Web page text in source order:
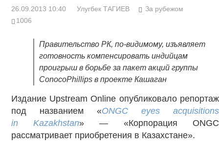
26.09.2013 10:40 Улугбек ТАГИЕВ
За рубежом
1006
Правительство РК, по-видимому, изъявляет
готовность компенсировать индийцам
проигрыш в борьбе за пакет акций группы
ConocoPhillips в проекте Кашаган
Издание Upstream Online опубликовало репортаж
под названием «ONGC eyes acquisitions
in Kazakhstan» — «Корпорация ONGC
рассматривает приобретения в Казахстане».